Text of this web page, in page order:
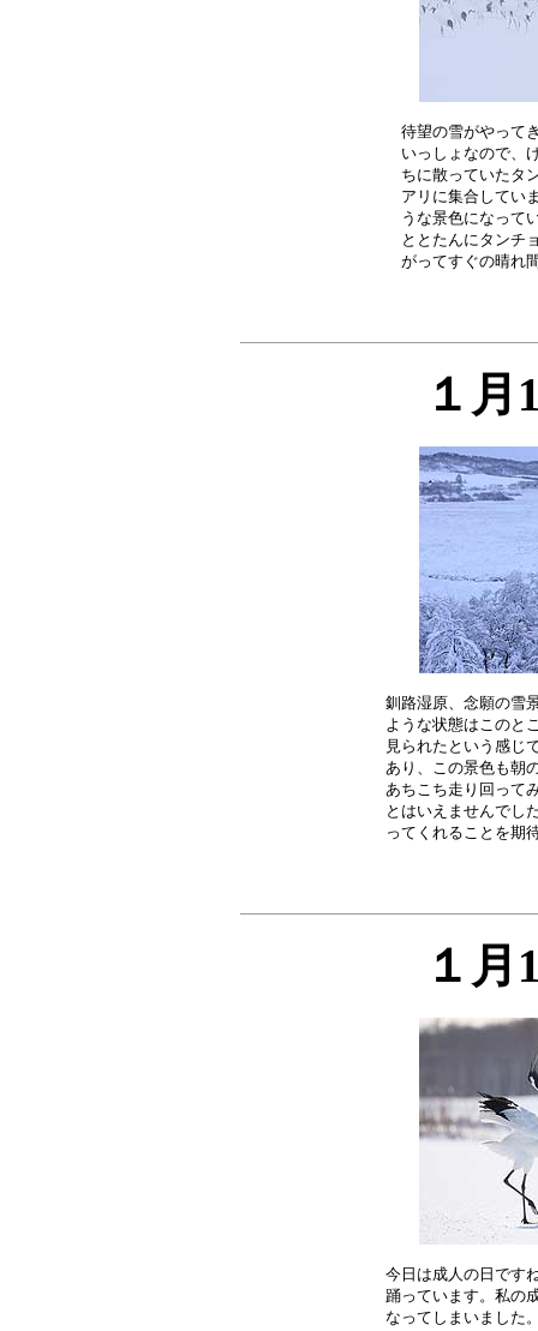
待望の雪がやって
いっしょなので、
ちに散っていたタ
アリに集合してい
うな景色になって
ととたんにタンチ
１月
釧路湿原、念願の雪
ような状態はこのと
見られたという感じ
あり、この景色も朝
あちこち走り回って
とはいえませんでし
１月
今日は成人の日です
踊っています。私の
なってしまいました